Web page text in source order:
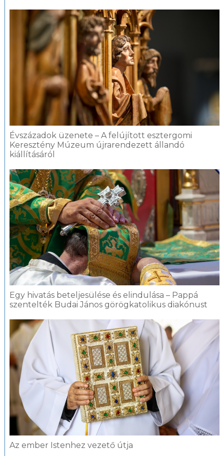
Évszázadok üzenete – A felújított esztergomi
Keresztény Múzeum újrarendezett állandó
kiállításáról
Egy hivatás beteljesülése és elindulása – Pappá
szentelték Budai János görögkatolikus diakónust
Az ember Istenhez vezető útja